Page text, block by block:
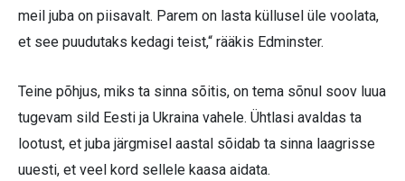
meil juba on piisavalt. Parem on lasta küllusel üle voolata,
et see puudutaks kedagi teist,“ rääkis Edminster.
Teine põhjus, miks ta sinna sõitis, on tema sõnul soov luua
tugevam sild Eesti ja Ukraina vahele. Ühtlasi avaldas ta
lootust, et juba järgmisel aastal sõidab ta sinna laagrisse
uuesti, et veel kord sellele kaasa aidata.